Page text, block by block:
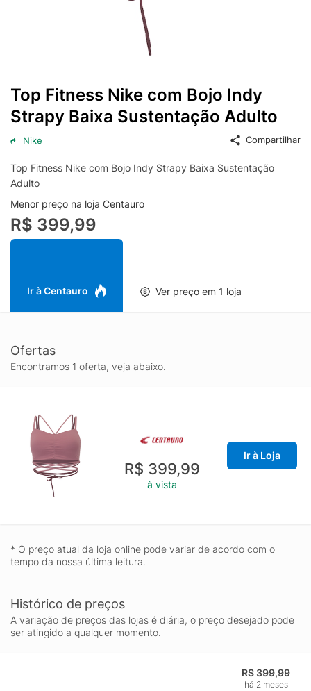
Top Fitness Nike com Bojo Indy
Strapy Baixa Sustentação Adulto
Nike Compartilhar
Top Fitness Nike com Bojo Indy Strapy Baixa Sustentação
Adulto
Menor preço na loja Centauro
R$ 399,99
Ir à Centauro Ver preço em 1 loja
Ofertas
Encontramos 1 oferta, veja abaixo.
R$ 399,99
à vista
Ir à Loja
* O preço atual da loja online pode variar de acordo com o
tempo da nossa última leitura.
Histórico de preços
A variação de preços das lojas é diária, o preço desejado pode
ser atingido a qualquer momento.
R$ 399,99
há 2 meses